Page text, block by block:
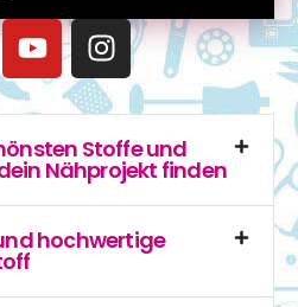
Stoffe und
Nähprojekt finden
hochwertige